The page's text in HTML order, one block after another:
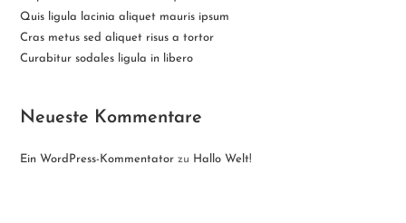
Quis ligula lacinia aliquet mauris ipsum
Cras metus sed aliquet risus a tortor
Curabitur sodales ligula in libero
Neueste Kommentare
Ein WordPress-Kommentator zu Hallo Welt!